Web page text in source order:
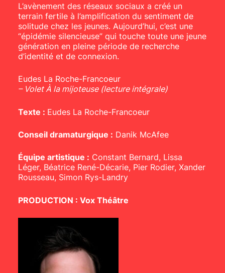
L’avènement des réseaux sociaux a créé un
terrain fertile à l’amplification du sentiment de
solitude chez les jeunes. Aujourd’hui, c’est une
“épidémie silencieuse” qui touche toute une jeune
génération en pleine période de recherche
d’identité et de connexion.
Eudes La Roche-Francoeur
– Volet À la mijoteuse (lecture intégrale)
Texte : Eudes La Roche-Francoeur
Conseil dramaturgique : Danik McAfee
Équipe artistique : Constant Bernard, Lissa
Léger, Béatrice René-Décarie, Pier Rodier, Xander
Rousseau, Simon Rys-Landry
PRODUCTION : Vox Théâtre